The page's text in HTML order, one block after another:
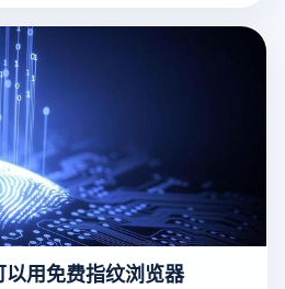
用免费指纹浏览器